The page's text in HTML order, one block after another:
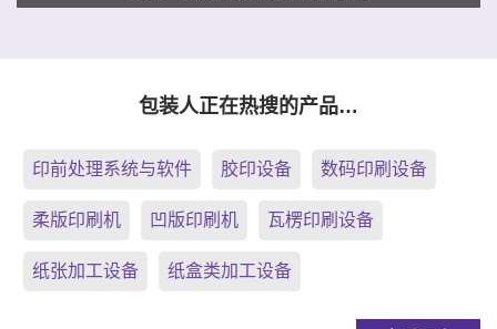
包装人正在热搜的产品…
印前处理系统与软件 胶印设备 数码印刷设备
柔版印刷机 凹版印刷机 瓦楞印刷设备
纸张加工设备 纸盒类加工设备